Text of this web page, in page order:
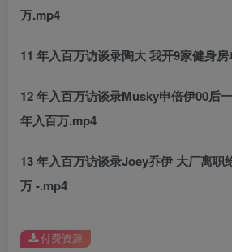
万.mp4
11 年入百万访谈录陶大 我开9家健身
12 年入百万访谈录Musky申倍伊00后
年入百万.mp4
13 年入百万访谈录Joey乔伊 大厂离职
万 -.mp4
付费资源